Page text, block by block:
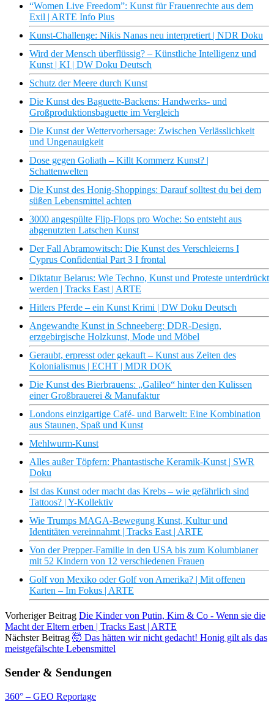
“Women Live Freedom”: Kunst für Frauenrechte aus dem
Exil | ARTE Info Plus
Kunst-Challenge: Nikis Nanas neu interpretiert | NDR Doku
Wird der Mensch überflüssig? – Künstliche Intelligenz und
Kunst | KI | DW Doku Deutsch
Schutz der Meere durch Kunst
Die Kunst des Baguette-Backens: Handwerks- und
Großproduktionsbaguette im Vergleich
Die Kunst der Wettervorhersage: Zwischen Verlässlichkeit
und Ungenauigkeit
Dose gegen Goliath – Killt Kommerz Kunst? |
Schattenwelten
Die Kunst des Honig-Shoppings: Darauf solltest du bei dem
süßen Lebensmittel achten
3000 angespülte Flip-Flops pro Woche: So entsteht aus
abgenutzten Latschen Kunst
Der Fall Abramowitsch: Die Kunst des Verschleierns I
Cyprus Confidential Part 3 I frontal
Diktatur Belarus: Wie Techno, Kunst und Proteste unterdrückt
werden | Tracks East | ARTE
Hitlers Pferde – ein Kunst Krimi | DW Doku Deutsch
Angewandte Kunst in Schneeberg: DDR-Design,
erzgebirgische Holzkunst, Mode und Möbel
Geraubt, erpresst oder gekauft – Kunst aus Zeiten des
Kolonialismus | ECHT | MDR DOK
Die Kunst des Bierbrauens: „Galileo“ hinter den Kulissen
einer Großbrauerei & Manufaktur
Londons einzigartige Café- und Barwelt: Eine Kombination
aus Staunen, Spaß und Kunst
Mehlwurm-Kunst
Alles außer Töpfern: Phantastische Keramik-Kunst | SWR
Doku
Ist das Kunst oder macht das Krebs – wie gefährlich sind
Tattoos? | Y-Kollektiv
Wie Trumps MAGA-Bewegung Kunst, Kultur und
Identitäten vereinnahmt | Tracks East | ARTE
Von der Prepper-Familie in den USA bis zum Kolumbianer
mit 52 Kindern von 12 verschiedenen Frauen
Golf von Mexiko oder Golf von Amerika? | Mit offenen
Karten – Im Fokus | ARTE
Vorheriger Beitrag Die Kinder von Putin, Kim & Co - Wenn sie die
Macht der Eltern erben | Tracks East | ARTE
Nächster Beitrag 🤯 Das hätten wir nicht gedacht! Honig gilt als das
meistgefälschte Lebensmittel
Sender & Sendungen
360° – GEO Reportage